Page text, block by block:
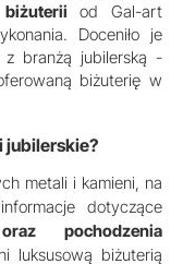
od Gal-art
Doceniło je
z branżą jubilerską -
biżuterię w
jubilerskie?
metali i kamieni, na
dotyczące
pochodzenia
luksusową biżuterią